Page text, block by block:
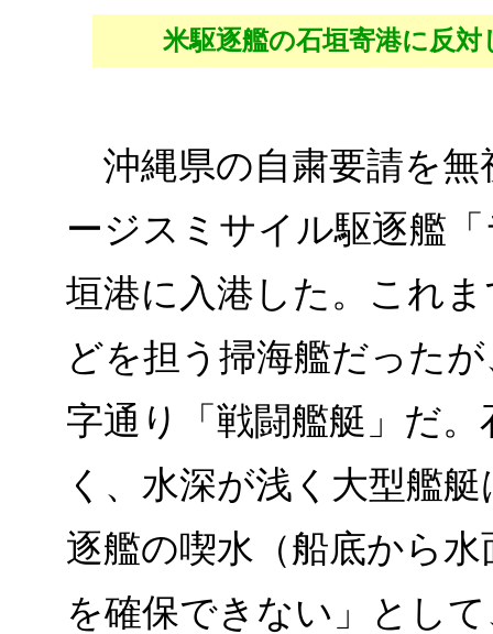
米駆逐艦の石垣寄港に反
沖縄県の自粛要請を
ージスミサイル駆逐艦
垣港に入港した。これ
どを担う掃海艦だった
字通り「戦闘艦艇」だ
く、水深が浅く大型艦
逐艦の喫水（船底から
を確保できない」とし